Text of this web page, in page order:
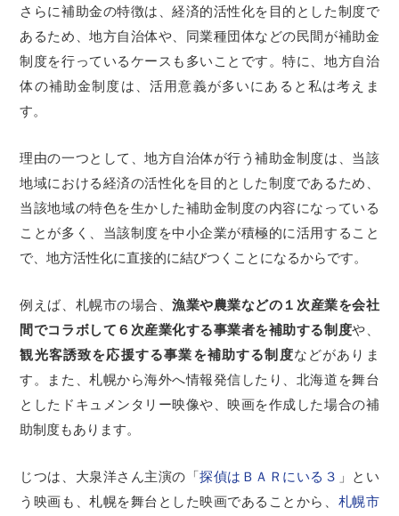
さらに補助金の特徴は、経済的活性化を目的とした制度で
あるため、地方自治体や、同業種団体などの民間が補助金
制度を行っているケースも多いことです。特に、地方自治
体の補助金制度は、活用意義が多いにあると私は考えま
す。
理由の一つとして、地方自治体が行う補助金制度は、当該
地域における経済の活性化を目的とした制度であるため、
当該地域の特色を生かした補助金制度の内容になっている
ことが多く、当該制度を中小企業が積極的に活用すること
で、地方活性化に直接的に結びつくことになるからです。
例えば、札幌市の場合、漁業や農業などの１次産業を会社
間でコラボして６次産業化する事業者を補助する制度や、
観光客誘致を応援する事業を補助する制度などがありま
す。また、札幌から海外へ情報発信したり、北海道を舞台
としたドキュメンタリー映像や、映画を作成した場合の補
助制度もあります。
じつは、大泉洋さん主演の「探偵はＢＡＲにいる３ 」とい
う映画も、札幌を舞台とした映画であることから、 札幌市